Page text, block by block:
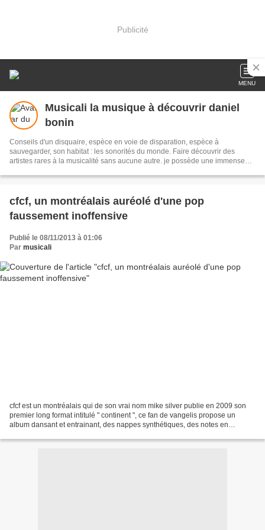
Publicité
MENU
Musicali la musique à découvrir daniel
bonin
Conseils d'un disquaire, espèce en voie de disparation, espèce à
sauvegarder, son habitat : les sonorités du monde. Faire découvrir des
artistes rares à la musicalité sans aucune autre. je possède une immense
musical vous intéressant. je compose aussi des poésies, avis aux amateurs
WebJardinière : Isa Langella
cfcf, un montréalais auréolé d'une pop
faussement inoffensive
Publié le 08/11/2013 à 01:06
Par musicali
cfcf est un montréalais qui de son vrai nom mike silver publie en 2009 son
premier long format intitulé " continent ", ce fan de vangelis propose un
album dansant et entrainant, des nappes synthétiques, des notes en